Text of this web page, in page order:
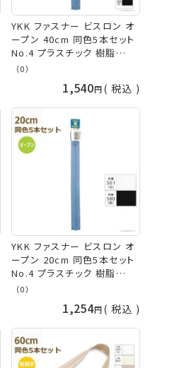
YKK ファスナー ビスロン オ
ープン 40cm 同色5本セット
No.4 プラスチック 樹脂
4VSO-40BL ネコポス可 手
（0）
1,540 税込
YKK ファスナー ビスロン オ
ープン 20cm 同色5本セット
No.4 プラスチック 樹脂
4VSO-20BL ネコポス可 手
（0）
1,254 税込